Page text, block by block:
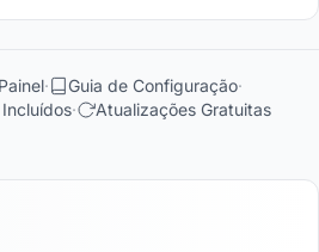
Guia de Configuração
Atualizações Gratuitas